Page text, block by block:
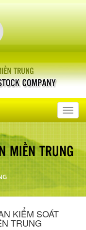
MIỀN TRUNG
KIỂM SOÁT
TRUNG